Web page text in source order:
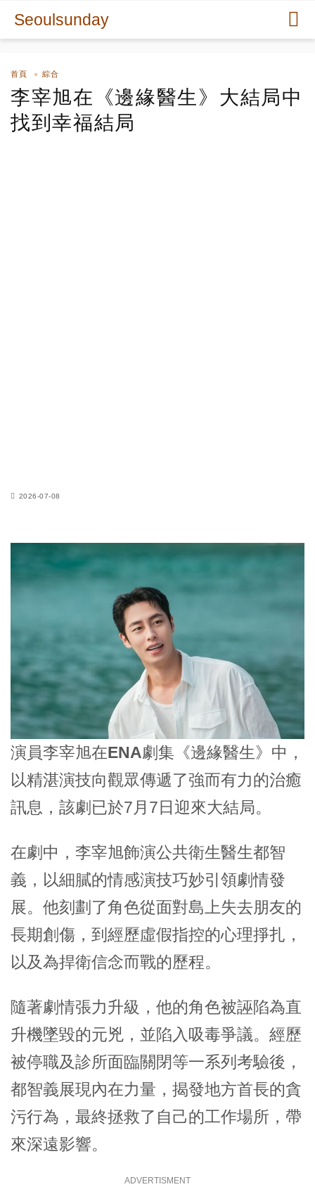
Seoulsunday
首頁 綜合
李宰旭在《邊緣醫生》大結局中
找到幸福結局
2026-07-08
演員李宰旭在ENA劇集《邊緣醫生》中，
以精湛演技向觀眾傳遞了強而有力的治癒
訊息，該劇已於7月7日迎來大結局。
在劇中， 李宰旭飾演公共衛生醫生都智
義，以細膩的情感演技巧妙引領劇情發
展。他刻劃了角色從面對島上失去朋友的
長期創傷，到經歷虛假指控的心理掙扎，
以及為捍衛信念而戰的歷程。
隨著劇情張力升級，他的角色被誣陷為直
升機墜毀的元兇，並陷入吸毒爭議。經歷
被停職及診所面臨關閉等一系列考驗後，
都智義展現內在力量，揭發地方首長的貪
污行為，最終拯救了自己的工作場所，帶
來深遠影響。
ADVERTISMENT